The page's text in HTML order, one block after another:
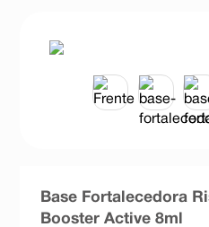
tadalafila
absorvente
Base Fortalecedora
Booster Active 8ml